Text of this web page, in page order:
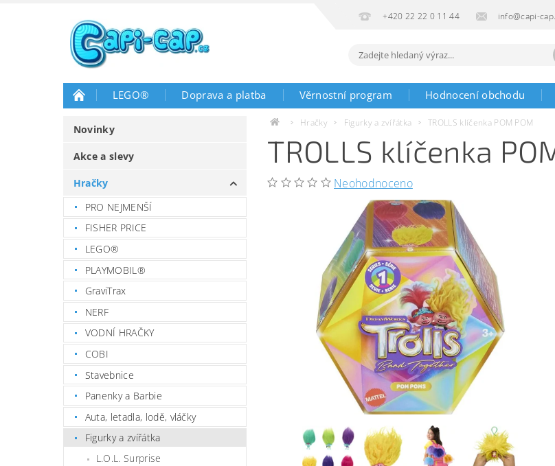
+420 22 22 0 11 44 info@capi-
LEGO® Doprava a platba Věrnostní program Hodnocení obchodu
Novinky
Akce a slevy
Hračky
PRO NEJMENŠÍ
FISHER PRICE
LEGO®
PLAYMOBIL®
GraviTrax
NERF
VODNÍ HRAČKY
COBI
Stavebnice
Panenky a Barbie
Auta, letadla, lodě, vláčky
Figurky a zvířátka
L.O.L. Surprise
Hračky Figurky a zvířátka TROLLS klíčenka POM POM
TROLLS klíčenka
Neohodnoceno